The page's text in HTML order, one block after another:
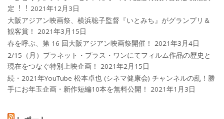
定︕︕ 2021年12月3日
大阪アジアン映画祭、横浜聡子監督『いとみち』がグランプリ＆
観客賞！
2021年3月15日
春を呼ぶ、第 16 回大阪アジアン映画祭開催！
2021年3月4日
2/15（月）プラネット・プラス・ワンにてフィルム作品の歴史と
現在をつなぐ特別上映企画！
2021年2月15日
続・2021年YouTube 松本卓也 (シネマ健康会) チャンネルの乱！勝
手にお年玉企画・新作短編10本を無料公開！
2021年1月3日